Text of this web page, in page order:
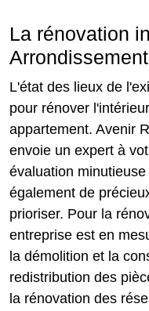
La rénovation
Arrondissement
L'état des lieux de
pour rénover
appartement. Avenir
envoie un expert à
évaluation
également de
prioriser. Pour la
entreprise est en
la démolition et la
redistribution des
la rénovation des